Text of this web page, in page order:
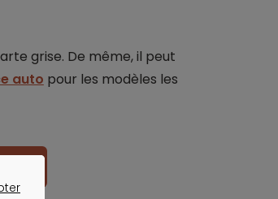
grise. De même, il peut
auto pour les modèles les